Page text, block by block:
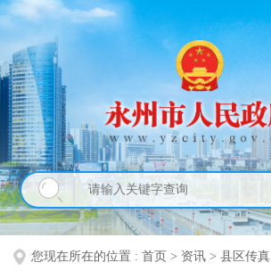
您现在所在的位置 : 首页 > 资讯 > 县区传真